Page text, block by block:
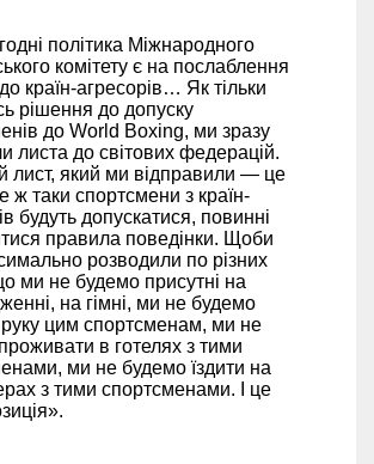
політика Міжнародного
комітету є на послаблення
країн-агресорів… Як тільки
рішення до допуску
до World Boxing, ми зразу
листа до світових федерацій.
лист, який ми відправили — це
ж таки спортсмени з країн-
будуть допускатися, повинні
правила поведінки. Щоби
розводили по різних
ми не будемо присутні на
на гімні, ми не будемо
руку цим спортсменам, ми не
в готелях з тими
ми не будемо їздити на
з тими спортсменами. І це